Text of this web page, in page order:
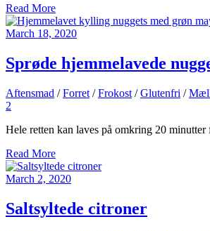
Read More
March 18, 2020
Sprøde hjemmelavede
Aftensmad /Forret /Frokost /Glutenfri /
2
Hele retten kan laves på omkring 20
Read More
March 2, 2020
Saltsyltede citroner